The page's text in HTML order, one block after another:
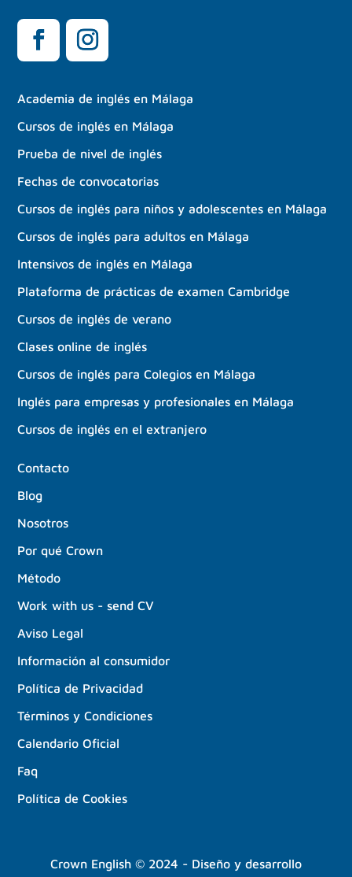
Academia de inglés en Málaga
Cursos de inglés en Málaga
Prueba de nivel de inglés
Fechas de convocatorias
Cursos de inglés para niños y adolescentes en Málaga
Cursos de inglés para adultos en Málaga
Intensivos de inglés en Málaga
Plataforma de prácticas de examen Cambridge
Cursos de inglés de verano
Clases online de inglés
Cursos de inglés para Colegios en Málaga
Inglés para empresas y profesionales en Málaga
Cursos de inglés en el extranjero
Contacto
Blog
Nosotros
Por qué Crown
Método
Work with us - send CV
Aviso Legal
Información al consumidor
Política de Privacidad
Términos y Condiciones
Calendario Oficial
Faq
Política de Cookies
Crown English © 2024 - Diseño y desarrollo